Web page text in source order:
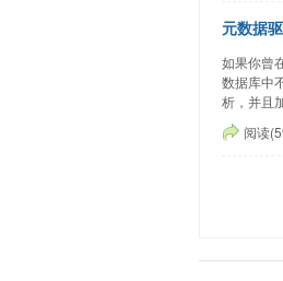
元数据
如果你曾
数据库中
析，并且
阅读